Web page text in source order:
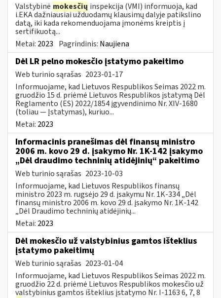
Valstybinė mokesčių inspekcija (VMI) informuoja, kad
i.EKA dažniausiai užduodamų klausimų dalyje patikslino
datą, iki kada rekomenduojama įmonėms kreiptis į
sertifikuotą...
Metai: 2023 Pagrindinis: Naujiena
Dėl LR pelno mokesčio įstatymo pakeitimo
Web turinio sąrašas 2023-01-17
Informuojame, kad Lietuvos Respublikos Seimas 2022 m.
gruodžio 15 d. priėmė Lietuvos Respublikos įstatymą Dėl
Reglamento (ES) 2022/1854 įgyvendinimo Nr. XIV-1680
(toliau — Įstatymas), kuriuo...
Metai: 2023
Informacinis pranešimas dėl finansų ministro
2006 m. kovo 29 d. įsakymo Nr. 1K-142 įsakymo
„Dėl draudimo techninių atidėjinių“ pakeitimo
Web turinio sąrašas 2023-10-03
Informuojame, kad Lietuvos Respublikos finansų
ministro 2023 m. rugsėjo 29 d. įsakymu Nr. 1K-334 „Dėl
finansų ministro 2006 m. kovo 29 d. įsakymo Nr. 1K-142
„Dėl Draudimo techninių atidėjinių...
Metai: 2023
Dėl mokesčio už valstybinius gamtos išteklius
įstatymo pakeitimų
Web turinio sąrašas 2023-01-04
Informuojame, kad Lietuvos Respublikos Seimas 2022 m.
gruodžio 22 d. priėmė Lietuvos Respublikos mokesčio už
valstybinius gamtos išteklius įstatymo Nr. I-1163 6, 7, 8